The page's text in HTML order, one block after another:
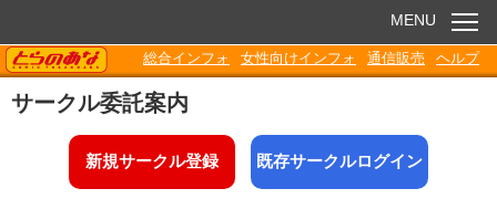
お知らせ
電子書籍
MENU
TORANOANA
総合インフォ 女性向けインフォ 通信販売 ヘルプ
サークル委託案内
新規サークル登録 既存サークルログイン